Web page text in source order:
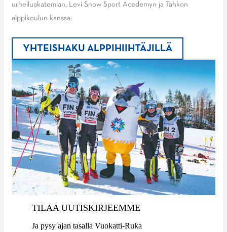
urheiluakatemian, Levi Snow Sport Acedemyn ja Tahkon
alppikoulun kanssa:
YHTEISHAKU ALPPIHIIHTÄJILLÄ
TILAA UUTISKIRJEEMME
Ja pysy ajan tasalla Vuokatti-Ruka